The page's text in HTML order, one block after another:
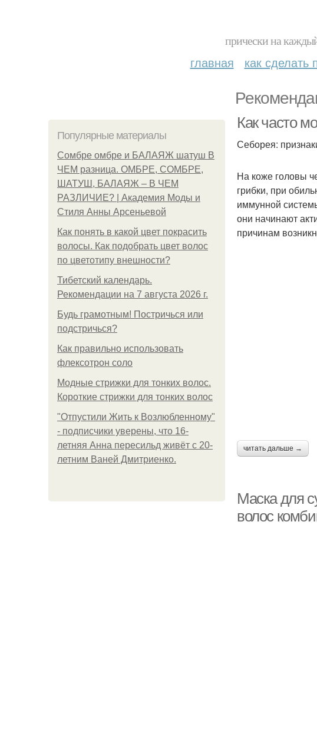
прически на
главная как сделать
Популярные материалы
Сомбре омбре и БАЛАЯЖ шатуш В
ЧЕМ разница. ОМБРЕ, СОМБРЕ,
ШАТУШ, БАЛАЯЖ – В ЧЕМ
РАЗЛИЧИЕ? | Академия Моды и
Стиля Анны Арсеньевой
Как понять в какой цвет покрасить
волосы. Как подобрать цвет волос
по цветотипу внешности?
Тибетский календарь.
Рекомендации на 7 августа 2026 г.
Будь грамотным! Постричься или
подстричься?
Как правильно использовать
флексотрон соло
Модные стрижки для тонких волос.
Короткие стрижки для тонких волос
"Отпустили Жить к Возлюбленному"
- подписчики уверены, что 16-
летняя Анна пересильд живёт с 20-
летним Ваней Дмитриенко.
Как часто
Себорея:
На коже головы
грибки, при
иммунной
они начинают
причинам
читать дальше →
Маска для
волос